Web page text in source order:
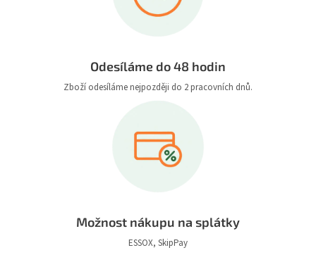
Odesíláme do 48 hodin
Zboží odesíláme nejpozději do 2 pracovních dnů.
Možnost nákupu na splátky
ESSOX, SkipPay